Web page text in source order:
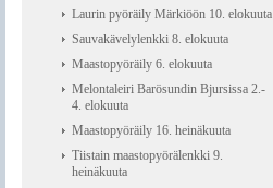
Laurin pyöräily Märkiöön 10. elokuuta
Sauvakävelylenkki 8. elokuuta
Maastopyöräily 6. elokuuta
Melontaleiri Barösundin Bjursissa 2.-
4. elokuuta
Maastopyöräily 16. heinäkuuta
Tiistain maastopyörälenkki 9.
heinäkuuta